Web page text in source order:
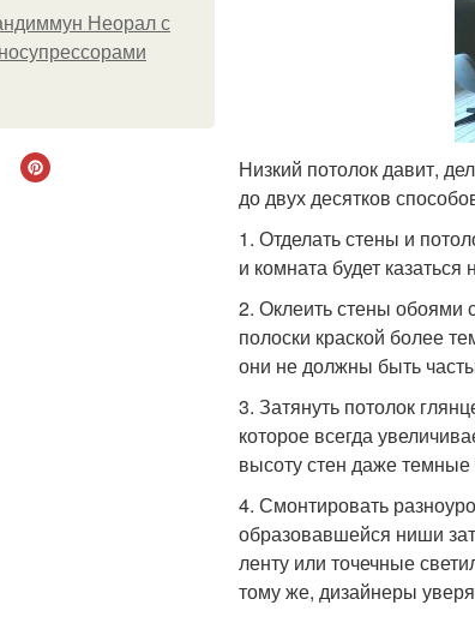
Неорал с
Низкий потолок давит,
до двух десятков
1. Отделать стены и
и комната будет
2. Оклеить стены обоями
полоски краской более
они не должны быть
3. Затянуть потолок
которое всегда
высоту стен даже темные
4. Смонтировать
образовавшейся ниши
ленту или точечные
тому же, дизайнеры